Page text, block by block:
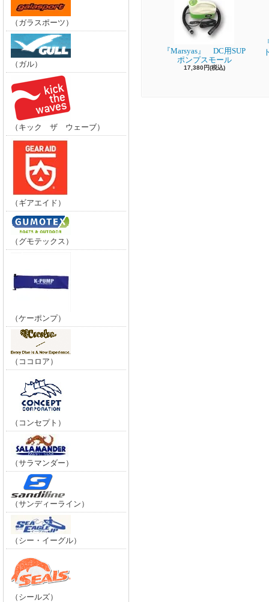
（ガラスポーツ）
（ガル）
（キック ザ ウェーブ）
（ギアエイド）
（グモテックス）
（ケーポンプ）
（ココロア）
（コンセプト）
（サラマンダー）
（サンディーライン）
（シー・イーグル）
（シールズ）
『Marsyas』 DC用SUP
ポンプスモール
17,380円(税込)